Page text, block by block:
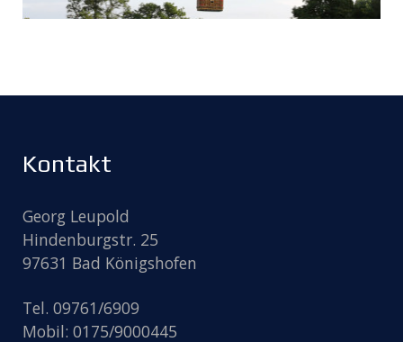
Kontakt
Georg Leupold
Hindenburgstr. 25
97631 Bad Königshofen
Tel. 09761/6909
Mobil: 0175/9000445